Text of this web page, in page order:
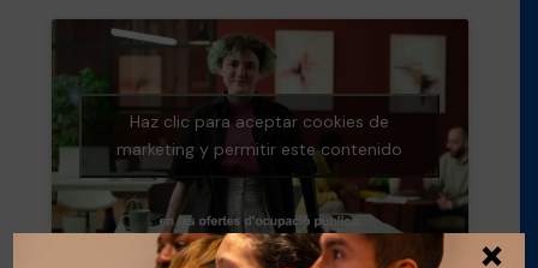
Haz clic para aceptar cookies de
marketing y permitir este contenido
×